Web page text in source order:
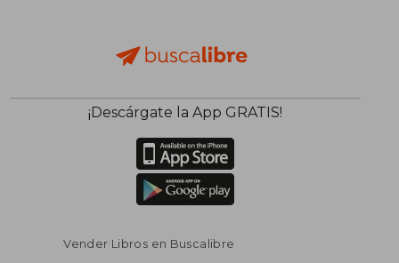
$ 139.51 45%
¡Descárgate la App GRATIS!
Vender Libros en Buscalibre